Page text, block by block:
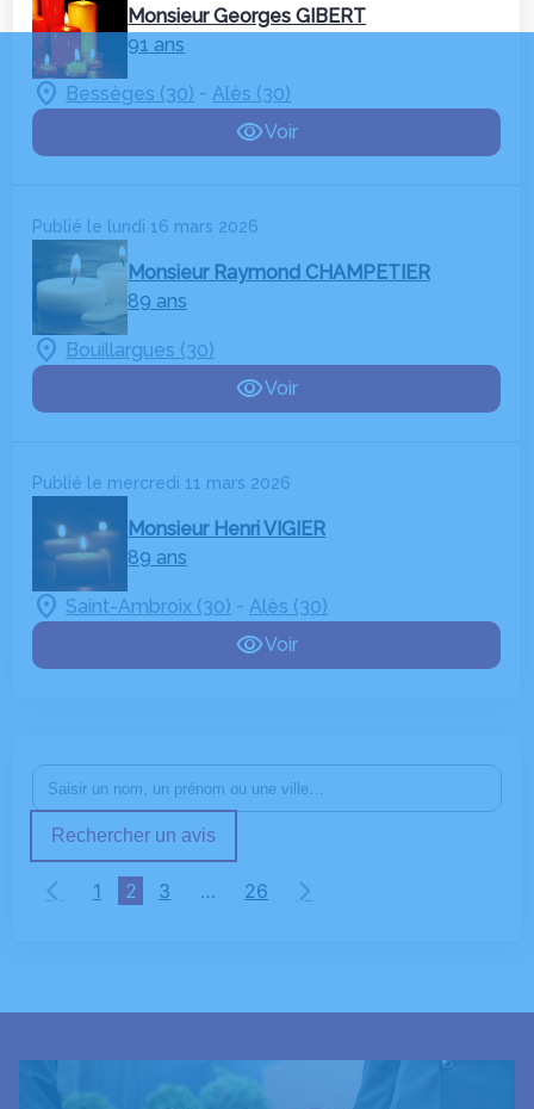
Monsieur Georges GIBERT
91 ans
Bessèges (30) - Alès (30)
Voir
Publié le lundi 16 mars 2026
Monsieur Raymond CHAMPETIER
89 ans
Bouillargues (30)
Voir
Publié le mercredi 11 mars 2026
Monsieur Henri VIGIER
89 ans
Saint-Ambroix (30) - Alès (30)
Voir
Rechercher un avis
1 2 3 … 26